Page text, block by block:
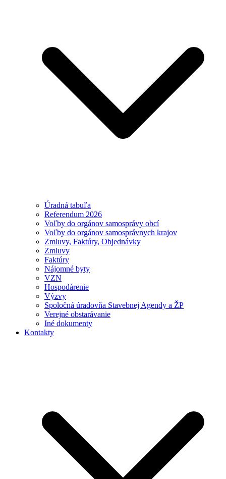
Úradná tabuľa
Referendum 2026
Voľby do orgánov samosprávy obcí
Voľby do orgánov samosprávnych krajov
Zmluvy, Faktúry, Objednávky
Zmluvy
Faktúry
Nájomné byty
VZN
Hospodárenie
Výzvy
Spoločná úradovňa Stavebnej Agendy a ŽP
Verejné obstarávanie
Iné dokumenty
Kontakty